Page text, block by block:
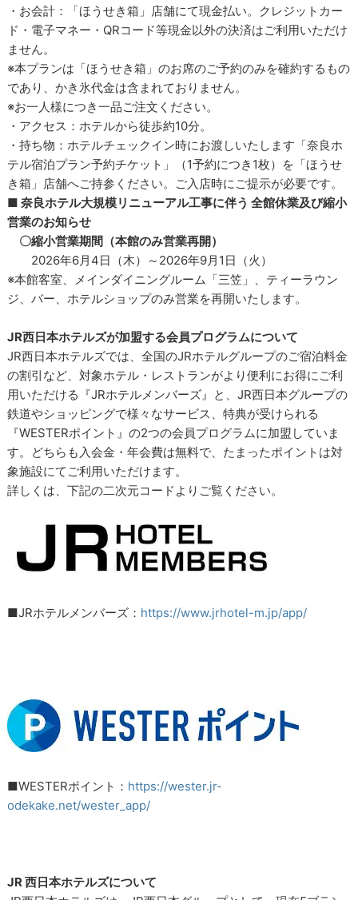
・お会計：「ほうせき箱」店舗にて現金払い。クレジットカー
ド・電子マネー・QRコード等現金以外の決済はご利用いただけ
ません。
※本プランは「ほうせき箱」のお席のご予約のみを確約するもの
であり、かき氷代金は含まれておりません。
※お一人様につき一品ご注文ください。
・アクセス：ホテルから徒歩約10分。
・持ち物：ホテルチェックイン時にお渡しいたします「奈良ホ
テル宿泊プラン予約チケット」（1予約につき1枚）を「ほうせ
き箱」店舗へご持参ください。ご入店時にご提示が必要です。
■ 奈良ホテル大規模リニューアル工事に伴う 全館休業及び縮小
営業のお知らせ
〇縮小営業期間（本館のみ営業再開）
2026年6月4日（木）～2026年9月1日（火）
※本館客室、メインダイニングルーム「三笠」、ティーラウン
ジ、バー、ホテルショップのみ営業を再開いたします。
JR西日本ホテルズが加盟する会員プログラムについて
JR西日本ホテルズでは、全国のJRホテルグループのご宿泊料金
の割引など、対象ホテル・レストランがより便利にお得にご利
用いただける『JRホテルメンバーズ』と、JR西日本グループの
鉄道やショッピングで様々なサービス、特典が受けられる
『WESTERポイント』の2つの会員プログラムに加盟していま
す。どちらも入会金・年会費は無料で、たまったポイントは対
象施設にてご利用いただけます。
詳しくは、下記の二次元コードよりご覧ください。
■JRホテルメンバーズ： https://www.jrhotel-m.jp/app/
■WESTERポイント： https://wester.jr-
odekake.net/wester_app/
JR 西日本ホテルズについて